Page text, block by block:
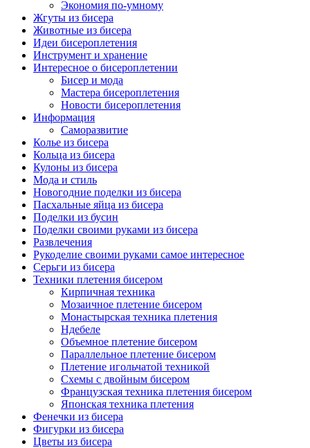
Экономия по-умному
Жгуты из бисера
Животные из бисера
Идеи бисероплетения
Инструмент и хранение
Интересное о бисероплетении
Бисер и мода
Мастера бисероплетения
Новости бисероплетения
Информация
Саморазвитие
Колье из бисера
Кольца из бисера
Кулоны из бисера
Мода и стиль
Новогодние поделки из бисера
Пасхальные яйца из бисера
Поделки из бусин
Поделки своими руками из бисера
Развлечения
Рукоделие своими руками самое интересное
Серьги из бисера
Техники плетения бисером
Кирпичная техника
Мозаичное плетение бисером
Монастырская техника плетения
Ндебеле
Объемное плетение бисером
Параллельное плетение бисером
Плетение игольчатой техникой
Схемы с двойным бисером
Французская техника плетения бисером
Японская техника плетения
Фенечки из бисера
Фигурки из бисера
Цветы из бисера